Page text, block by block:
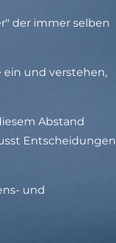
der immer selben
und verstehen,
Abstand
Entscheidungen
und